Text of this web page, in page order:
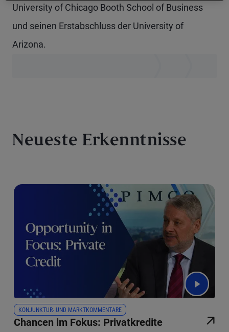
University of Chicago Booth School of Business
und seinen Erstabschluss der University of
Arizona.
Neueste Erkenntnisse
KONJUNKTUR- UND MARKTKOMMENTARE
Chancen im Fokus: Privatkredite